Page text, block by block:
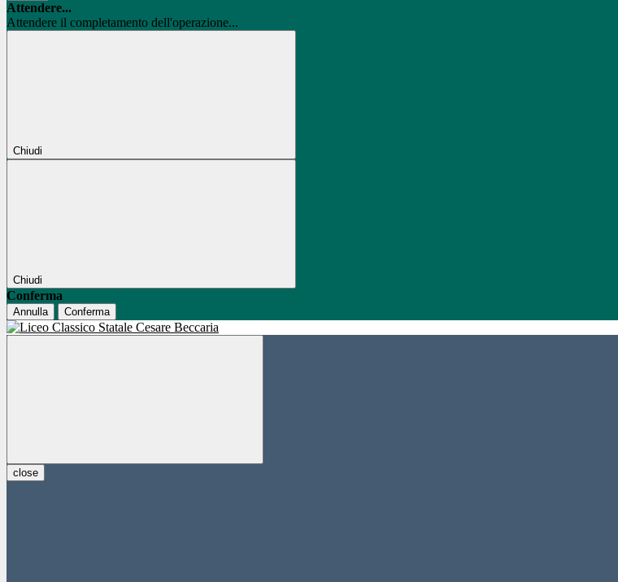
Attendere...
Attendere il completamento dell'operazione...
Chiudi
Chiudi
Conferma
Annulla Conferma
close